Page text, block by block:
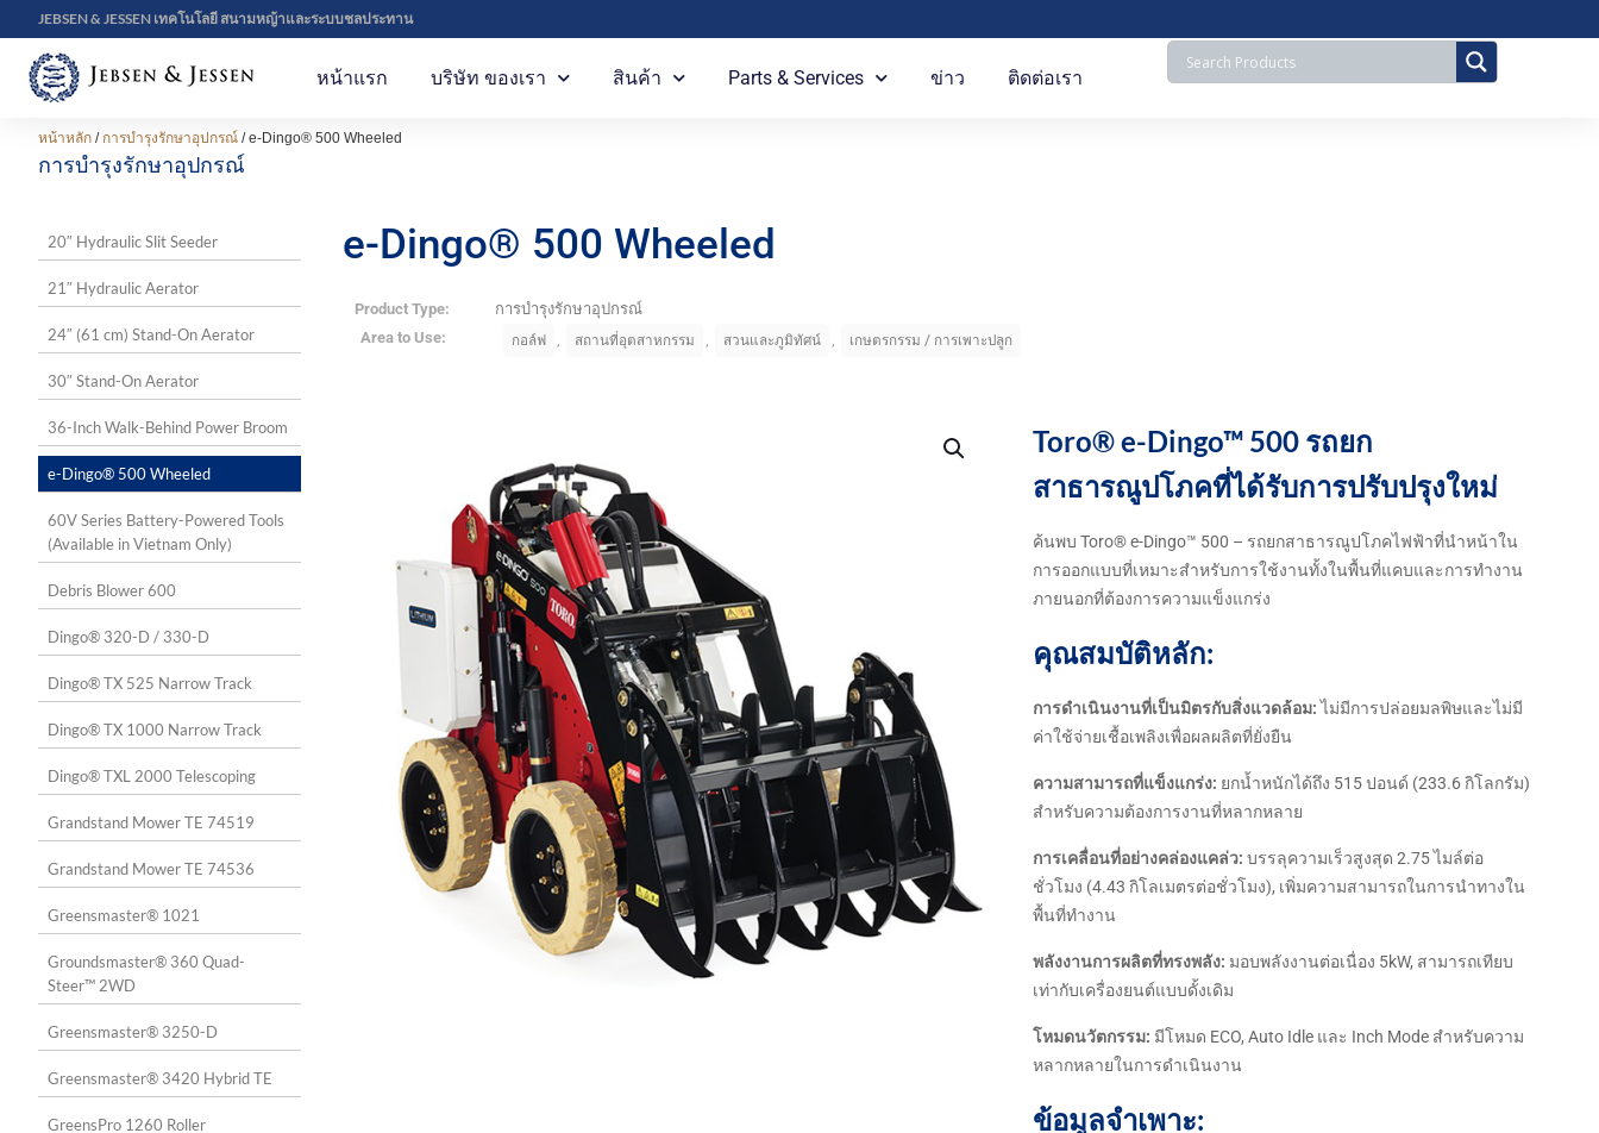
JEBSEN & JESSEN เทคโนโลยี สนามหญ้าและระบบชลประทาน
หน้าแรก บริษัท ของเรา สินค้า Parts & Services ข่าว ติดต่อเรา
หน้าหลัก / การบำรุงรักษาอุปกรณ์ / e-Dingo® 500 Wheeled
การบำรุงรักษาอุปกรณ์
20″ Hydraulic Slit Seeder
21″ Hydraulic Aerator
24″ (61 cm) Stand-On Aerator
30″ Stand-On Aerator
36-Inch Walk-Behind Power Broom
e-Dingo® 500 Wheeled
60V Series Battery-Powered Tools
(Available in Vietnam Only)
Debris Blower 600
Dingo® 320-D / 330-D
Dingo® TX 525 Narrow Track
Dingo® TX 1000 Narrow Track
Dingo® TXL 2000 Telescoping
Grandstand Mower TE 74519
Grandstand Mower TE 74536
Greensmaster® 1021
Groundsmaster® 360 Quad-
Steer™ 2WD
Greensmaster® 3250-D
Greensmaster® 3420 Hybrid TE
GreensPro 1260 Roller
e-Dingo® 500 Wheeled
Product Type:
การบำรุงรักษาอุปกรณ์
Area to Use:
กอล์ฟ , สถานที่อุตสาหกรรม , สวนและภูมิทัศน์ , เกษตรกรรม / การเพาะปลูก
Toro® e-Dingo™ 500 รถยก
สาธารณูปโภคที่ได้รับการปรับปรุงใหม่
ค้นพบ Toro® e-Dingo™ 500 – รถยกสาธารณูปโภคไฟฟ้าที่นำหน้าใน
การออกแบบที่เหมาะสำหรับการใช้งานทั้งในพื้นที่แคบและการทำงาน
ภายนอกที่ต้องการความแข็งแกร่ง
คุณสมบัติหลัก:
การดำเนินงานที่เป็นมิตรกับสิ่งแวดล้อม:ไม่มีการปล่อยมลพิษและไม่มี
ค่าใช้จ่ายเชื้อเพลิงเพื่อผลผลิตที่ยั่งยืน
ความสามารถที่แข็งแกร่ง: ยกน้ำหนักได้ถึง 515 ปอนด์ (233.6 กิโลกรัม)
สำหรับความต้องการงานที่หลากหลาย
การเคลื่อนที่อย่างคล่องแคล่ว:บรรลุความเร็วสูงสุด 2.75 ไมล์ต่อ
ชั่วโมง (4.43 กิโลเมตรต่อชั่วโมง), เพิ่มความสามารถในการนำทางใน
พื้นที่ทำงาน
พลังงานการผลิตที่ทรงพลัง: มอบพลังงานต่อเนื่อง 5kW, สามารถเทียบ
เท่ากับเครื่องยนต์แบบดั้งเดิม
โหมดนวัตกรรม: มีโหมด ECO, Auto Idle และ Inch Mode สำหรับความ
หลากหลายในการดำเนินงาน
ข้อมูลจำเพาะ: